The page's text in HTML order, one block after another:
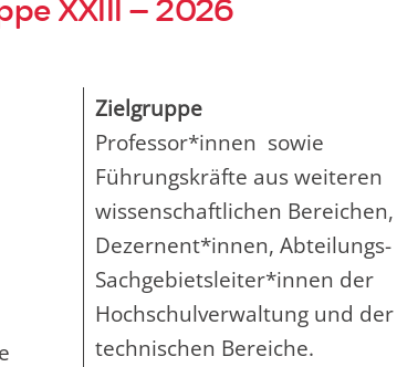
XXIII – 2026
Zielgruppe
Professor*innen sowie
Führungskräfte aus weiteren
wissenschaftlichen Bereichen,
Dezernent*innen, Abteilungs-
Sachgebietsleiter*innen der
Hochschulverwaltung und der
technischen Bereiche.